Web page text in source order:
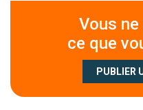
Vous
ce que
PUBLIER